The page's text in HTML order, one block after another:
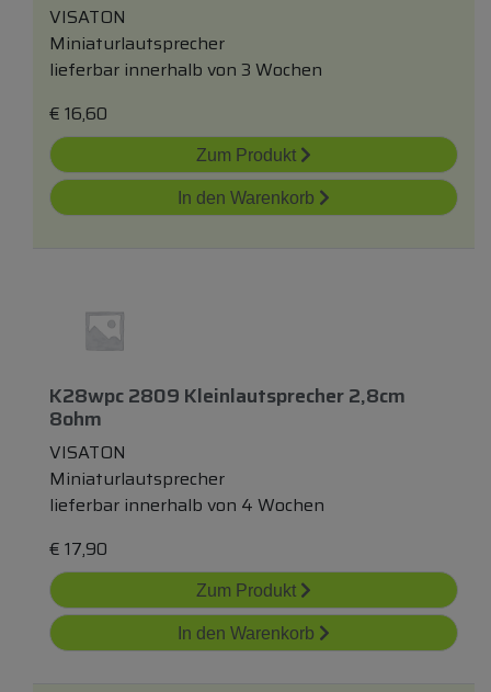
VISATON
Miniaturlautsprecher
lieferbar innerhalb von 3 Wochen
€ 16,60
Zum Produkt
In den Warenkorb
K28wpc 2809 Kleinlautsprecher 2,8cm
8ohm
VISATON
Miniaturlautsprecher
lieferbar innerhalb von 4 Wochen
€ 17,90
Zum Produkt
In den Warenkorb